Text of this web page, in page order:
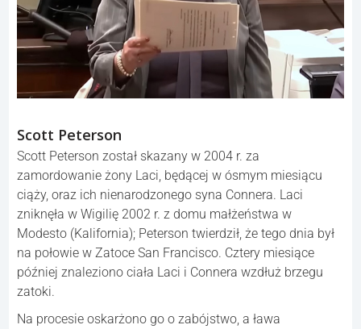
Scott Peterson
Scott Peterson został skazany w 2004 r. za
zamordowanie żony Laci, będącej w ósmym miesiącu
ciąży, oraz ich nienarodzonego syna Connera. Laci
zniknęła w Wigilię 2002 r. z domu małżeństwa w
Modesto (Kalifornia); Peterson twierdził, że tego dnia był
na połowie w Zatoce San Francisco. Cztery miesiące
później znaleziono ciała Laci i Connera wzdłuż brzegu
zatoki.
Na procesie oskarżono go o zabójstwo, a ława